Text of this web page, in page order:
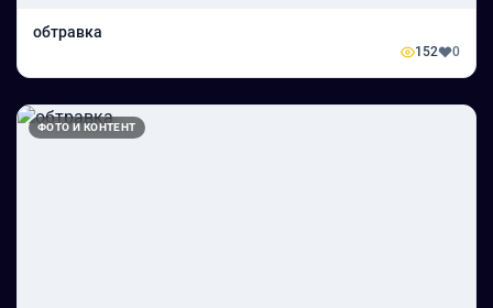
обтравка
152 0
ФОТО И КОНТЕНТ